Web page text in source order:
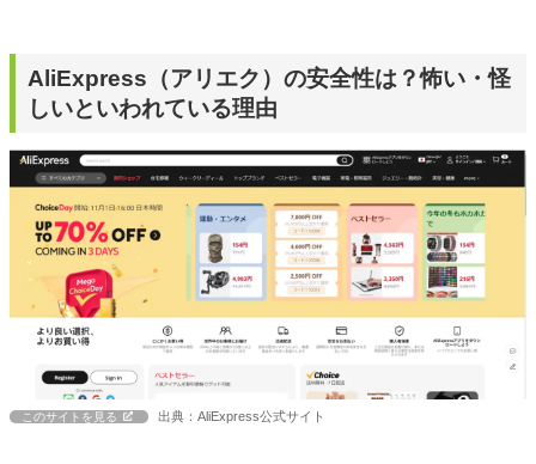
AliExpress（アリエク）の安全性は？怖い・怪
しいといわれている理由
このサイトを見る 出典：AliExpress公式サイト